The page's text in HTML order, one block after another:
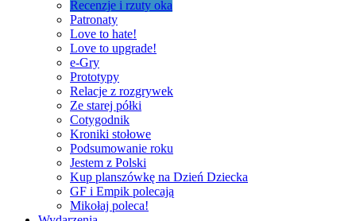
Recenzje i rzuty oka
Patronaty
Love to hate!
Love to upgrade!
e-Gry
Prototypy
Relacje z rozgrywek
Ze starej półki
Cotygodnik
Kroniki stołowe
Podsumowanie roku
Jestem z Polski
Kup planszówkę na Dzień Dziecka
GF i Empik polecają
Mikołaj poleca!